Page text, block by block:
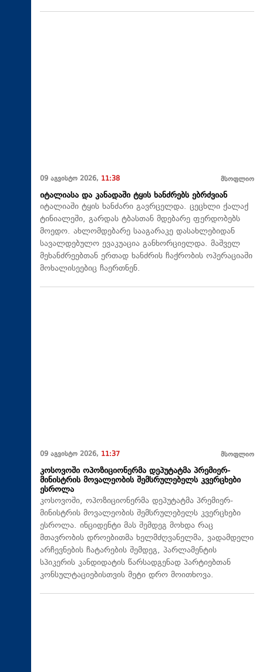
09 აგვისტო 2026, 11:38 მსოფლიო
იტალიასა და კანადაში ტყის ხანძრებს ებრძვიან
იტალიაში ტყის ხანძარი გავრცელდა. ცეცხლი ქალაქ
ტინიალეში, გარდას ტბასთან მდებარე ფერდობებს
მოედო. ახლომდებარე სააგარაკე დასახლებიდან
სავალდებულო ევაკუაცია განხორციელდა. მაშველ
მეხანძრეებთან ერთად ხანძრის ჩაქრობის ოპერაციაში
მოხალისეებიც ჩაერთნენ.
09 აგვისტო 2026, 11:37 მსოფლიო
კოსოვოში ოპოზიციონერმა დეპუტატმა პრემიერ-
მინისტრის მოვალეობის შემსრულებელს კვერცხები
ესროლა
კოსოვოში, ოპოზიციონერმა დეპუტატმა პრემიერ-
მინისტრის მოვალეობის შემსრულებელს კვერცხები
ესროლა. ინციდენტი მას შემდეგ მოხდა რაც
მთავრობის დროებითმა ხელმძღვანელმა, ვადამდელი
არჩევნების ჩატარების შემდეგ, პარლამენტის
სპიკერის კანდიდატის წარსადგენად პარტიებთან
კონსულტაციებისთვის მეტი დრო მოითხოვა.